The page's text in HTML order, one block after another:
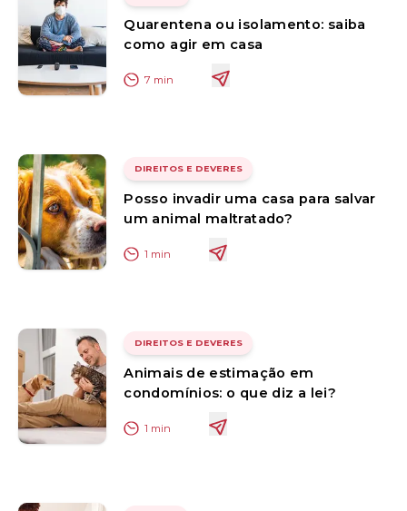
Quarentena ou isolamento: saiba
como agir em casa
7 min
DIREITOS E DEVERES
Posso invadir uma casa para salvar
um animal maltratado?
1 min
DIREITOS E DEVERES
Animais de estimação em
condomínios: o que diz a lei?
1 min